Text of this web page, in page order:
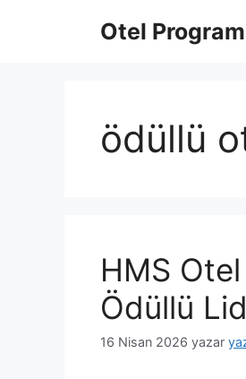
Otel
ödüllü
HMS
Ödüllü
16 Nisan 2026 yazar